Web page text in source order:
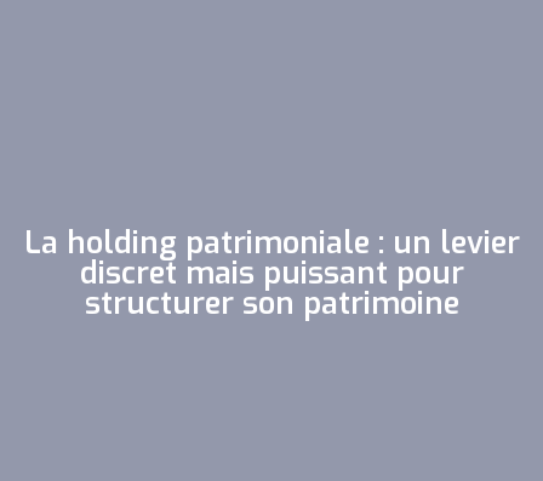
La holding patrimoniale : un levier
discret mais puissant pour
structurer son patrimoine